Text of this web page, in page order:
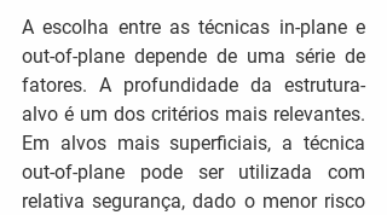
A escolha entre as técnicas in-plane e
out-of-plane depende de uma série de
fatores. A profundidade da estrutura-
alvo é um dos critérios mais relevantes.
Em alvos mais superficiais, a técnica
out-of-plane pode ser utilizada com
relativa segurança, dado o menor risco